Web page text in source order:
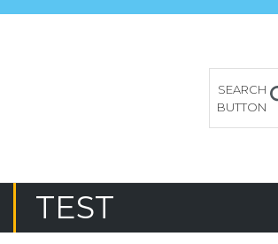
SEARCH
BUTTON
TEST